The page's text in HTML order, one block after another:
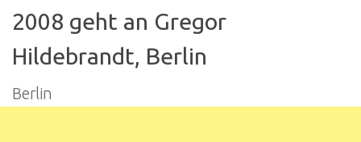
2008 geht an Gregor
Hildebrandt, Berlin
Berlin